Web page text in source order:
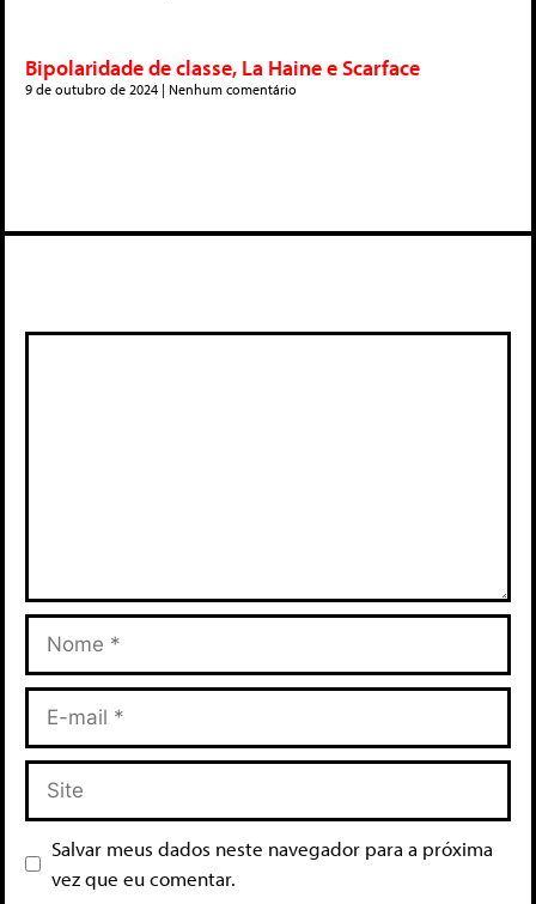
Bipolaridade de classe, La Haine e Scarface
9 de outubro de 2024 Nenhum comentário
Salvar meus dados neste navegador para a próxima
vez que eu comentar.